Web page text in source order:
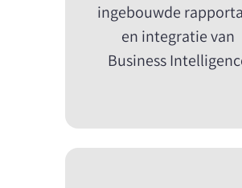
ingebouwde
en integratie van
Business